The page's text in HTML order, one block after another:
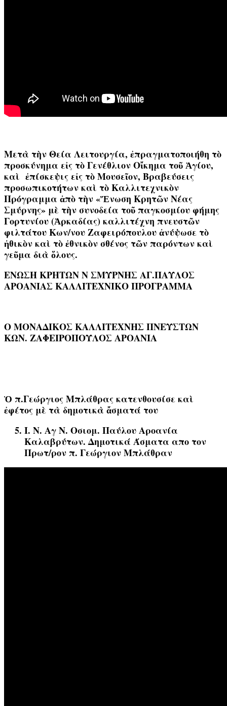
Μετὰ τὴν Θεία Λειτουργία, ἐπραγματοποιήθη τὸ
προσκύνημα εἰς τὸ Γενέθλιον Οἴκημα τοῦ Ἁγίου,
καὶ ἐπίσκεψις εἰς τὸ Μουσεῖον, Βραβεύσεις
προσωπικοτήτων καὶ τὸ Καλλιτεχνικὸν
Πρόγραμμα ἀπὸ τὴν «Ἕνωση Κρητῶν Νέας
Σμύρνης» μὲ τὴν συνοδεία τοῦ παγκοσμίου φήμης
Γορτυνίου (Ἀρκαδίας) καλλιτέχνη πνευστῶν
φιλτάτου Κων/νου Ζαφειρόπουλου ἀνύψωσε τὸ
ἠθικὸν καὶ τὸ ἐθνικὸν σθένος τῶν παρόντων καὶ
γεῦμα διὰ ὅλους.
ΕΝΩΣΗ ΚΡΗΤΩΝ Ν ΣΜΥΡΝΗΣ ΑΓ.ΠΑΥΛΟΣ
ΑΡΟΑΝΙΑΣ ΚΑΛΛΙΤΕΧΝΙΚΟ ΠΡΟΓΡΑΜΜΑ
Ο ΜΟΝΑΔΙΚΟΣ ΚΑΛΛΙΤΕΧΝΗΣ ΠΝΕΥΣΤΩΝ
ΚΩΝ. ΖΑΦΕΙΡΟΠΟΥΛΟΣ ΑΡΟΑΝΙΑ
Ὁ π.Γεώργιος Μπλάθρας κατενθουσίσε καὶ
ἐφέτος μὲ τὰ δημοτικὰ ἄσματά του
Ι. Ν. Αγ Ν. Οσιομ. Παύλου Αροανία
Καλαβρύτων. Δημοτικά Άσματα απο τον
Πρωτ/ρον π. Γεώργιον Μπλάθραν